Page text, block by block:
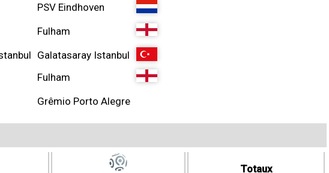
PSV Eindhoven
Fulham
Galatasaray Istanbul
Fulham
Grêmio Porto Alegre
Totaux